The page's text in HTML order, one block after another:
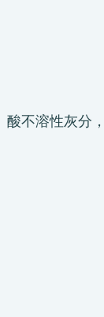
不溶性灰分